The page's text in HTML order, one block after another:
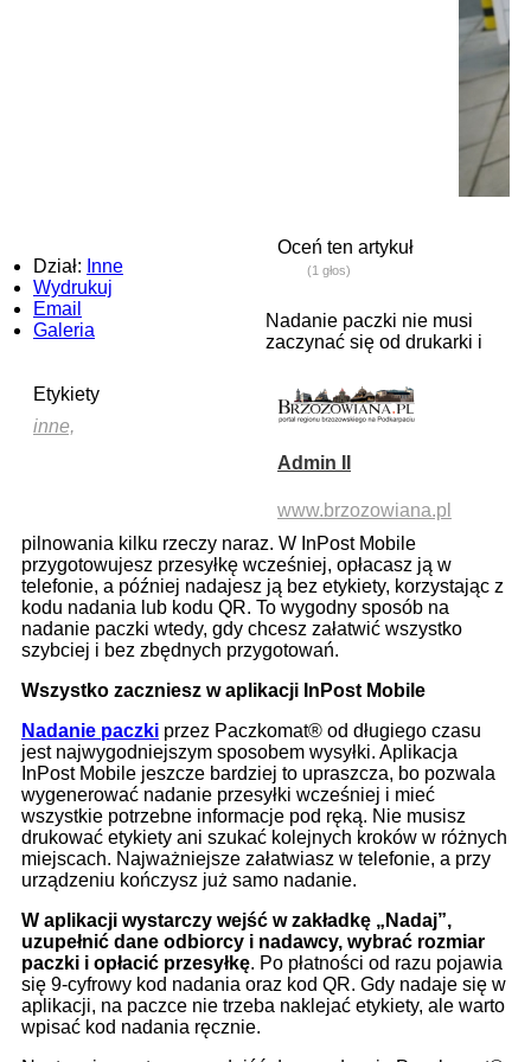
Dział: Inne
Wydrukuj
Email
Galeria
Oceń ten artykuł
(1 głos)
Etykiety
inne,
Admin II
www.brzozowiana.pl
Nadanie paczki nie musi
zaczynać się od drukarki i
pilnowania kilku rzeczy naraz. W InPost Mobile
przygotowujesz przesyłkę wcześniej, opłacasz ją w
telefonie, a później nadajesz ją bez etykiety, korzystając z
kodu nadania lub kodu QR. To wygodny sposób na
nadanie paczki wtedy, gdy chcesz załatwić wszystko
szybciej i bez zbędnych przygotowań.
Wszystko zaczniesz w aplikacji InPost Mobile
Nadanie paczki przez Paczkomat® od długiego czasu
jest najwygodniejszym sposobem wysyłki. Aplikacja
InPost Mobile jeszcze bardziej to upraszcza, bo pozwala
wygenerować nadanie przesyłki wcześniej i mieć
wszystkie potrzebne informacje pod ręką. Nie musisz
drukować etykiety ani szukać kolejnych kroków w różnych
miejscach. Najważniejsze załatwiasz w telefonie, a przy
urządzeniu kończysz już samo nadanie.
W aplikacji wystarczy wejść w zakładkę „Nadaj”,
uzupełnić dane odbiorcy i nadawcy, wybrać rozmiar
paczki i opłacić przesyłkę. Po płatności od razu pojawia
się 9-cyfrowy kod nadania oraz kod QR. Gdy nadaje się w
aplikacji, na paczce nie trzeba naklejać etykiety, ale warto
wpisać kod nadania ręcznie.